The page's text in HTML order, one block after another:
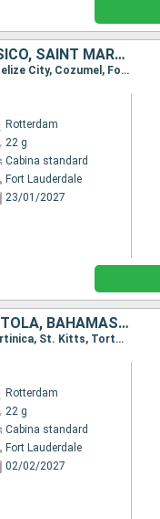
STATI UNITI, GIAMAICA, ISOLE CAYMAN, HONDURAS, BELIZE, MESSICO, SAINT MARTIN, DOMINICA, MARTINICA, ANTIGUA E BARBUDA, TORTOLA, BAHAMAS
Itinerario : Fort Lauderdale, Half Moon Cay, Falmouth, Grand Cayman, Mahogany Bay, Belize City, Cozumel, Fort Lauderdale, Saint Martin (Antilles Néerlandaises), Antigua, Roseau, Martinica, St. Kitts, Tortola, Half Moon Cay, Fort Lauderdale
Rotterdam
22 g
Cabina standard
Fort Lauderdale
23/01/2027
SAINT MARTIN, DOMINICA, MARTINICA, ANTIGUA E BARBUDA, TORTOLA, BAHAMAS, STATI UNITI, ISOLE CAYMAN, GIAMAICA, HONDURAS, BELIZE, MESSICO
Itinerario : Fort Lauderdale, Saint Martin (Antilles Néerlandaises), Antigua, Roseau, Martinica, St. Kitts, Tortola, Half Moon Cay, Fort Lauderdale, Key West, Grand Cayman, Ocho Rios, Mahogany Bay, Belize City, Cozumel, Fort Lauderdale
Rotterdam
22 g
Cabina standard
Fort Lauderdale
02/02/2027